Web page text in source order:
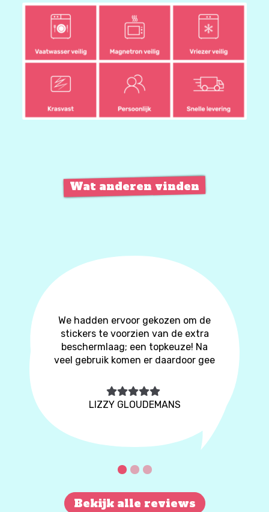
Wat anderen vinden
We hadden ervoor gekozen om de
stickers te voorzien van de extra
beschermlaag; een topkeuze! Na
veel gebruik komen er daardoor gee
LIZZY GLOUDEMANS
Bekijk alle reviews